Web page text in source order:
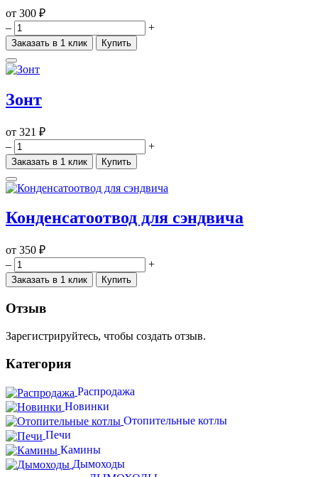
от 300 ₽
–
+
Заказать в 1 клик Купить
Зонт
от 321 ₽
–
+
Заказать в 1 клик Купить
Конденсатоотвод для сэндвича
от 350 ₽
–
+
Заказать в 1 клик Купить
Отзыв
Зарегистрируйтесь, чтобы создать отзыв.
Категория
Распродажа
Новинки
Отопительные котлы
Печи
Камины
Дымоходы